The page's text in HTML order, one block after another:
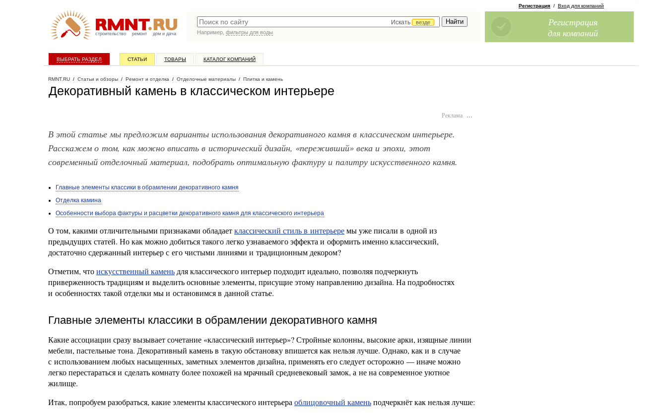
строительство ремонт дом и дача
Искать
везде
Например, фильтры для воды
Регистрация / Вход для компаний
Регистрация
для компаний
ВЫБРАТЬ РАЗДЕЛ СТАТЬИ ТОВАРЫ КАТАЛОГ КОМПАНИЙ
RMNT.RU / Статьи и обзоры / Ремонт и отделка / Отделочные материалы / Плитка и камень
Декоративный камень в классическом интерьере
Реклама …
В этой статье мы предложим варианты использования декоративного камня в классическом интерьере.
Расскажем о том, как можно вписать в исторический дизайн, «переживший» века и эпохи, этот
современный отделочный материал, подобрать оптимальную фактуру и палитру искусственного камня.
Главные элементы классики в обрамлении декоративного камня
Отделка камина
Особенности выбора фактуры и расцветки декоративного камня для классического интерьера
О том, какими отличительными признаками обладаетклассический стиль в интерьеремы уже писали в одной из
предыдущих статей. Но как можно добиться такого легко узнаваемого эффекта и оформить именно классический,
достаточно сдержанный интерьер с его чистыми линиями и традиционным декором?
Отметим, чтоискусственный камень для классического интерьер подходит идеально, позволяя подчеркнуть
приверженность традициям и выделить основные элементы, присущие этому направлению дизайна. На подробностях
и особенностях такой отделки мы и остановимся в данной статье.
Главные элементы классики в обрамлении декоративного камня
Какие ассоциации сразу вызывает сочетание «классический интерьер»? Стройные колонны, высокие арки, изящные линии
мебели, пастельные тона. Декоративный камень в такую обстановку впишется как нельзя лучше. Однако, как и в случае
с использованием любых насыщенных, заметных элементов дизайна, применять его следует осторожно — иначе можно
легко перестараться и сделать комнату более похожей на мрачный средневековый замок, а не на современное уютное
жилище.
Итак, попробуем разобраться, какие элементы классического интерьера облицовочный каменьподчеркнёт как нельзя лучше: